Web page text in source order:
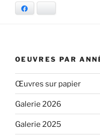
OEUVRES PAR
Œuvres sur papier
Galerie 2026
Galerie 2025